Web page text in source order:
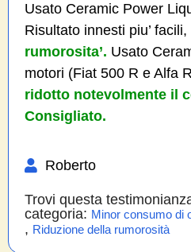
Usato Ceramic Power
Risultato innesti piu’ facili,
rumorosita’. Usato
motori (Fiat 500 R e Alfa
ridotto notevolmente il
Consigliato.
Roberto
Trovi questa
categoria: Minor consumo di
, Riduzione della rumorosità